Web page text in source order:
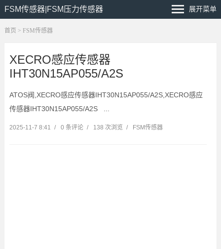
FSM传感器|FSM压力传感器 展开菜单
首页 > FSM传感器
XECRO感应传感器
IHT30N15AP055/A2S
ATOS阀,XECRO感应传感器IHT30N15AP055/A2S,XECRO感应
传感器IHT30N15AP055/A2S ...
2025-11-7 8:41 / 0 条评论 / 138 次浏览 / FSM传感器